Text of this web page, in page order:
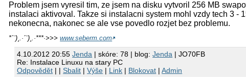
Problem jsem vyresil tim, ze jsem na disku vytvoril 256 MB
instalaci aktivoval. Takze si instalacni system mohl vzdy tech 3 -
nekonecna, nakonec se ale vse povedlo rozjet bez problemu.
*´¨)¸.·´¨)¸.·***·>>>www.seberm.com
4.10.2012 20:55Jendа | skóre: 78 | blog:Jenda | JO70FB
Re: Instalace Linuxu na stary PC
Odpovědět | |Sbalit |Výše | Link | Blokovat |Admin